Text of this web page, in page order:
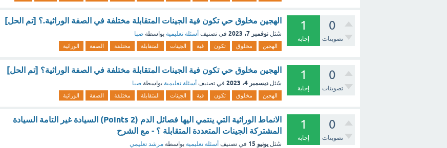
0
تصويتات
1
إجابة
الهجين مخلوق حي تكون فية الجينات المتقابلة مختلفة في الصفة الوراثية.؟ [تم الحل]
سُئل نوفمبر 7، 2023 في تصنيف أسئلة تعليمية بواسطة صبا
الهجين مخلوق تكون فية الجينات المتقابلة مختلفة الصفة الوراثية
0
تصويتات
1
إجابة
الهجين مخلوق حي تكون فية الجينات المتقابلة مختلفة في الصفة الوراثية؟ [تم الحل]
سُئل ديسمبر 4، 2023 في تصنيف أسئلة تعليمية بواسطة صبا
الهجين مخلوق تكون فية الجينات المتقابلة مختلفة الصفة الوراثية
0
تصويتات
1
إجابة
الانماط الوراثية التي ينتمي اليها فصائل الدم (2 Points) السيادة غير التامة السيادة
المشتركة الجينات المتعددة المتقابلة ؟ - مع الشرح
سُئل يونيو 15 في تصنيف أسئلة تعليمية بواسطة مرشد تعليمي